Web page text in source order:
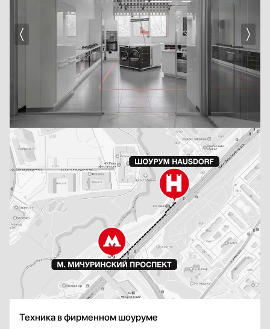
Техника в фирменном шоуруме